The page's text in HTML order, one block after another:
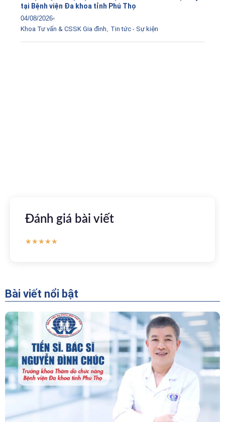
tại Bệnh viện Đa khoa tỉnh Phú Thọ
04/08/2026
Khoa Tư vấn & CSSK Gia đình
Tin tức - Sự kiện
Đánh giá bài viết
★★★★★
Bài viết nổi bật
“Người Dẫn Đường” Của Khoa Thăm Dò Chức
Năng – Bệnh Viện Đa Khoa Tỉnh Phú Thọ